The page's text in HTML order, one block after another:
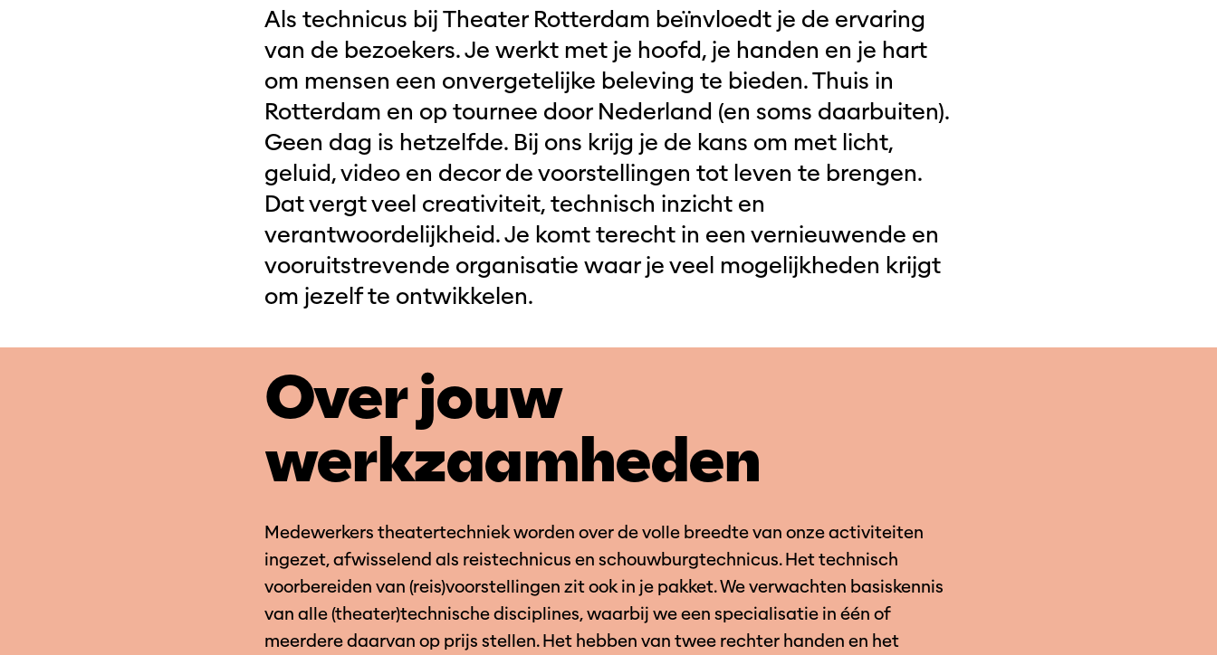
Als technicus bij Theater Rotterdam beïnvloedt je de ervaring
van de bezoekers. Je werkt met je hoofd, je handen en je hart
om mensen een onvergetelijke beleving te bieden. Thuis in
Rotterdam en op tournee door Nederland (en soms daarbuiten).
Geen dag is hetzelfde. Bij ons krijg je de kans om met licht,
geluid, video en decor de voorstellingen tot leven te brengen.
Dat vergt veel creativiteit, technisch inzicht en
verantwoordelijkheid. Je komt terecht in een vernieuwende en
vooruitstrevende organisatie waar je veel mogelijkheden krijgt
om jezelf te ontwikkelen.
Over jouw
werkzaamheden
Medewerkers theatertechniek worden over de volle breedte van onze activiteiten
ingezet, afwisselend als reistechnicus en schouwburgtechnicus. Het technisch
voorbereiden van (reis)voorstellingen zit ook in je pakket. We verwachten basiskennis
van alle (theater)technische disciplines, waarbij we een specialisatie in één of
meerdere daarvan op prijs stellen. Het hebben van twee rechter handen en het